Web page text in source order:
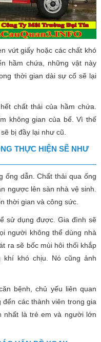
vứt giấy hoặc các chất khó
hầm chứa, những vật này
thời gian dài sự cố sẽ lại
chất thải của hầm chứa.
không gian của bể. Vì thế
bị đầy lại như cũ.
THỰC HIỆN SẼ NHƯ
ống dẫn. Chất thải qua ống
ngược lên sàn nhà vệ sinh.
thời gian và công sức.
sử dụng được. Gia đình sẽ
người không thể dùng nhà
ra sẽ bốc mùi hôi thối khắp
khó chịu. Nó cũng ảnh
bệnh, chủ yếu liên quan
các thành viên trong gia
nhất là trẻ em và người lớn